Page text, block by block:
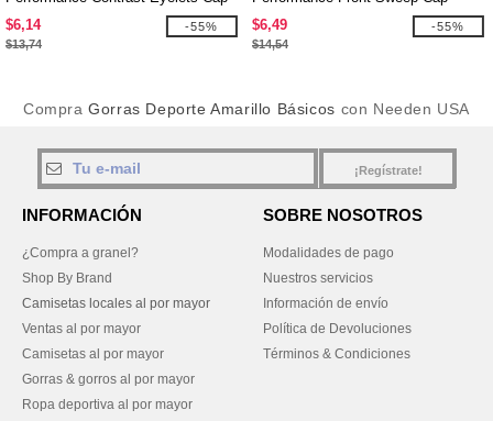
$6,14
$13,74
-55%
$6,49
$14,54
-55%
CompraGorras Deporte Amarillo Básicos con Needen USA
¡Regístrate!
INFORMACIÓN
¿Compra a granel?
Shop By Brand
Camisetas locales al por mayor
Ventas al por mayor
Camisetas al por mayor
Gorras & gorros al por mayor
Ropa deportiva al por mayor
SOBRE NOSOTROS
Modalidades de pago
Nuestros servicios
Información de envío
Política de Devoluciones
Términos & Condiciones